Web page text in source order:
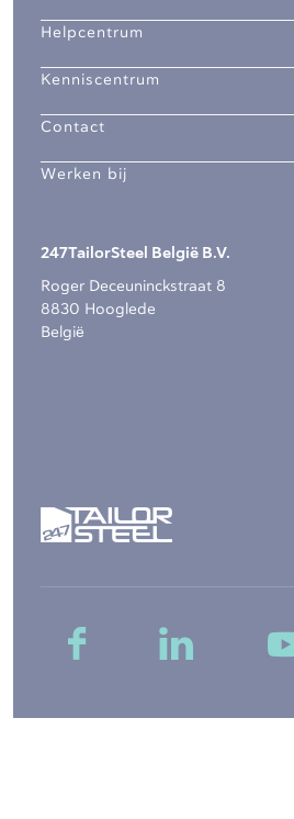
Helpcentrum
Kenniscentrum
Contact
Werken bij
247TailorSteel België B.V.
Roger Deceuninckstraat 8
8830 Hooglede
België